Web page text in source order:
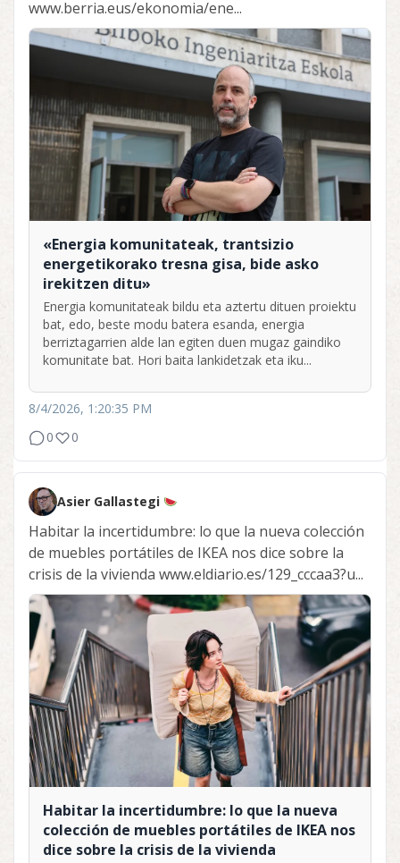
www.berria.eus/ekonomia/ene...
«Energia komunitateak, trantsizio
energetikorako tresna gisa, bide asko
irekitzen ditu»
Energia komunitateak bildu eta aztertu dituen proiektu
bat, edo, beste modu batera esanda, energia
berriztagarrien alde lan egiten duen mugaz gaindiko
komunitate bat. Hori baita lankidetzak eta iku...
8/4/2026, 1:20:35 PM
0
0
Asier Gallastegi
Habitar la incertidumbre: lo que la nueva colección
de muebles portátiles de IKEA nos dice sobre la
crisis de la vivienda www.eldiario.es/129_cccaa3?u...
Habitar la incertidumbre: lo que la nueva
colección de muebles portátiles de IKEA nos
dice sobre la crisis de la vivienda